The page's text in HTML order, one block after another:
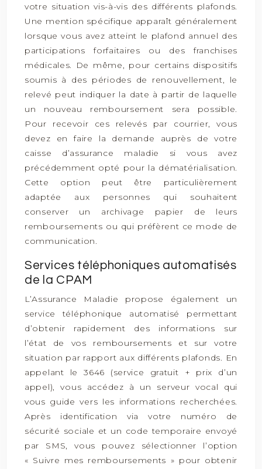
votre situation vis-à-vis des différents plafonds.
Une mention spécifique apparaît généralement
lorsque vous avez atteint le plafond annuel des
participations forfaitaires ou des franchises
médicales. De même, pour certains dispositifs
soumis à des périodes de renouvellement, le
relevé peut indiquer la date à partir de laquelle
un nouveau remboursement sera possible.
Pour recevoir ces relevés par courrier, vous
devez en faire la demande auprès de votre
caisse d’assurance maladie si vous avez
précédemment opté pour la dématérialisation.
Cette option peut être particulièrement
adaptée aux personnes qui souhaitent
conserver un archivage papier de leurs
remboursements ou qui préfèrent ce mode de
communication.
Services téléphoniques automatisés
de la CPAM
L’Assurance Maladie propose également un
service téléphonique automatisé permettant
d’obtenir rapidement des informations sur
l’état de vos remboursements et sur votre
situation par rapport aux différents plafonds. En
appelant le 3646 (service gratuit + prix d’un
appel), vous accédez à un serveur vocal qui
vous guide vers les informations recherchées.
Après identification via votre numéro de
sécurité sociale et un code temporaire envoyé
par SMS, vous pouvez sélectionner l’option
« Suivre mes remboursements » pour obtenir